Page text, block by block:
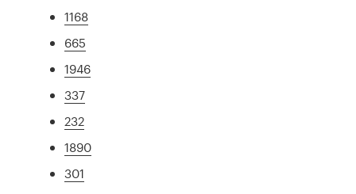
1168
665
1946
337
232
1890
301